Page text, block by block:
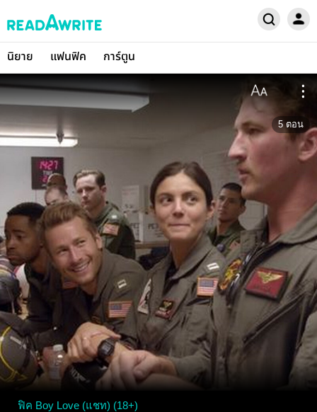
นิยาย แฟนฟิค การ์ตูน
5 ตอน
ฟิค Boy Love (แชท) (18+)